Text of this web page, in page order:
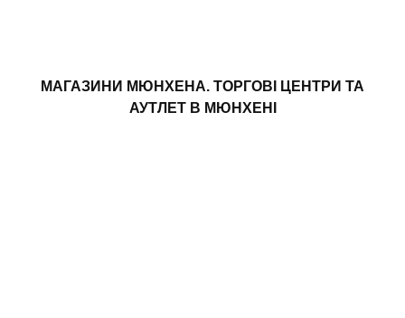
МАГАЗИНИ МЮНХЕНА. ТОРГОВІ ЦЕНТРИ ТА
АУТЛЕТ В МЮНХЕНІ